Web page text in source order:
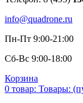
info@quadrone.ru
Пн-Пт 9:00-21:00
Сб-Вс 9:00-18:00
Корзина
0 товар: Товары: